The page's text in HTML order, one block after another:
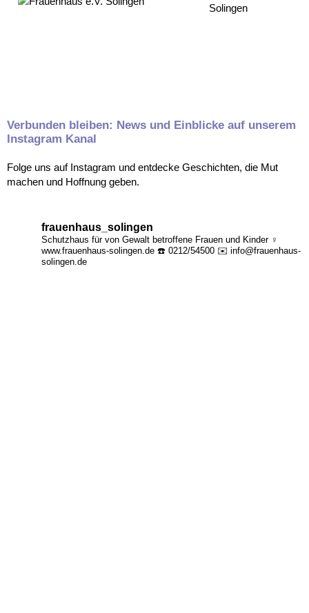
Verbunden bleiben: News und Einblicke auf unserem
Instagram Kanal
Folge uns auf Instagram und entdecke Geschichten, die Mut
machen und Hoffnung geben.
frauenhaus_solingen
Schutzhaus für von Gewalt betroffene Frauen und Kinder ♀️
www.frauenhaus-solingen.de ☎️ 0212/54500 ✉️ info@frauenhaus-
solingen.de